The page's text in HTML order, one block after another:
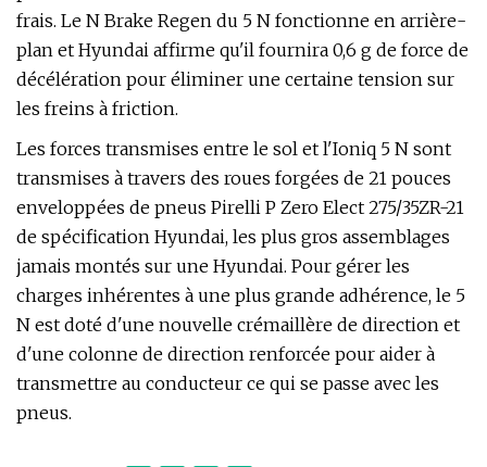
frais. Le N Brake Regen du 5 N fonctionne en arrière-
plan et Hyundai affirme qu'il fournira 0,6 g de force de
décélération pour éliminer une certaine tension sur
les freins à friction.
Les forces transmises entre le sol et l'Ioniq 5 N sont
transmises à travers des roues forgées de 21 pouces
enveloppées de pneus Pirelli P Zero Elect 275/35ZR-21
de spécification Hyundai, les plus gros assemblages
jamais montés sur une Hyundai. Pour gérer les
charges inhérentes à une plus grande adhérence, le 5
N est doté d'une nouvelle crémaillère de direction et
d'une colonne de direction renforcée pour aider à
transmettre au conducteur ce qui se passe avec les
pneus.